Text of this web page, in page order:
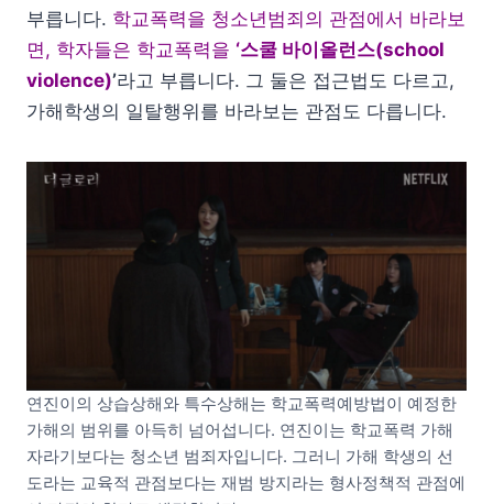
부릅니다. 학교폭력을 청소년범죄의 관점에서 바라보
면, 학자들은 학교폭력을 ‘스쿨 바이올런스(school
violence)’라고 부릅니다. 그 둘은 접근법도 다르고,
가해학생의 일탈행위를 바라보는 관점도 다릅니다.
연진이의 상습상해와 특수상해는 학교폭력예방법이 예정한
가해의 범위를 아득히 넘어섭니다. 연진이는 학교폭력 가해
자라기보다는 청소년 범죄자입니다. 그러니 가해 학생의 선
도라는 교육적 관점보다는 재범 방지라는 형사정책적 관점에